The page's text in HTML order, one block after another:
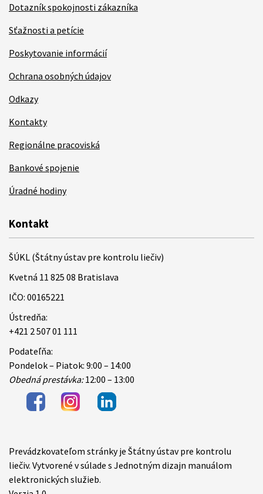
Dotazník spokojnosti zákazníka
Sťažnosti a petície
Poskytovanie informácií
Ochrana osobných údajov
Odkazy
Kontakty
Regionálne pracoviská
Bankové spojenie
Úradné hodiny
Kontakt
ŠÚKL (Štátny ústav pre kontrolu liečiv)
Kvetná 11 825 08 Bratislava
IČO: 00165221
Ústredňa:
+421 2 507 01 111
Podateľňa:
Pondelok – Piatok: 9:00 – 14:00
Obedná prestávka:12:00 – 13:00
Items
Prevádzkovateľom stránky je Štátny ústav pre kontrolu
liečiv. Vytvorené v súlade s Jednotným dizajn manuálom
elektronických služieb.